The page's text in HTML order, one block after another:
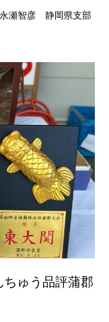
瀬智彦 静岡県支部
ちゅう品評蒲郡